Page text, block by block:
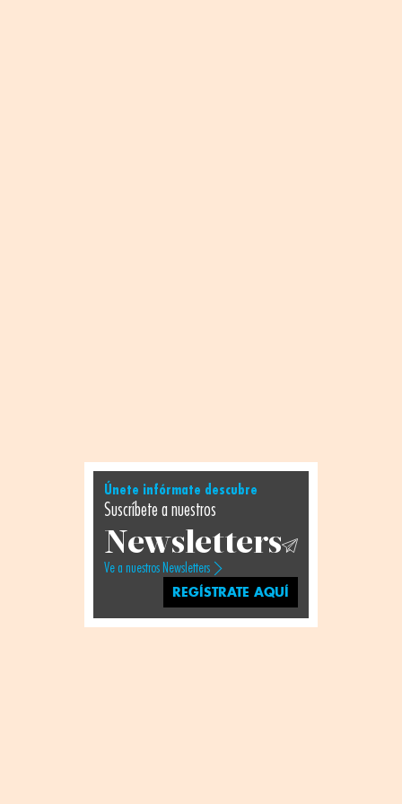
Únete infórmate descubre
Suscríbete a nuestros
Newsletters
Ve a nuestros Newsletters
REGÍSTRATE AQUÍ